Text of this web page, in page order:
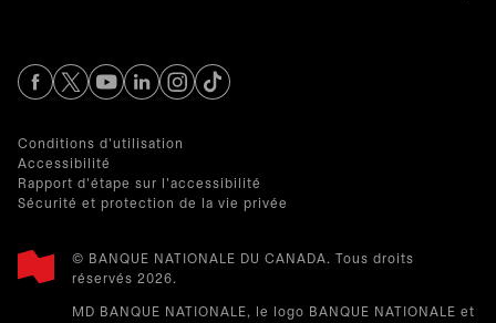
s’ouvre dans un nouvel onglet
s’ouvre dans un nouvel onglet
s’ouvre dans un nouvel onglet
s’ouvre dans un nouvel onglet
s’ouvre dans un nouvel onglet
Conditions d'utilisation
Accessibilité
Rapport d'étape sur l'accessibilité
Sécurité et protection de la vie privée
© BANQUE NATIONALE DU CANADA. Tous droits
réservés 2026.​
MD BANQUE NATIONALE, le logo BANQUE NATIONALE et